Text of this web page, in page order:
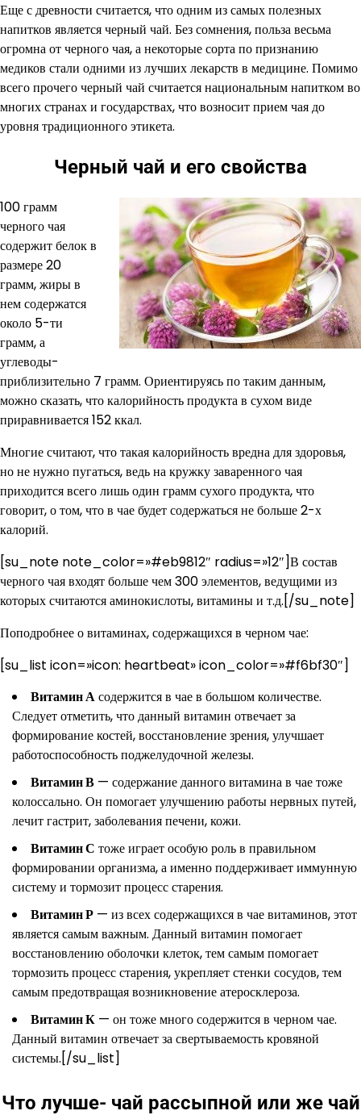
Еще с древности считается, что одним из самых полезных
напитков является черный чай. Без сомнения, польза весьма
огромна от черного чая, а некоторые сорта по признанию
медиков стали одними из лучших лекарств в медицине. Помимо
всего прочего черный чай считается национальным напитком во
многих странах и государствах, что возносит прием чая до
уровня традиционного этикета.
Черный чай и его свойства
100 грамм
черного чая
содержит белок в
размере 20
грамм, жиры в
нем содержатся
около 5-ти
грамм, а
углеводы-
приблизительно 7 грамм. Ориентируясь по таким данным,
можно сказать, что калорийность продукта в сухом виде
приравнивается 152 ккал.
Многие считают, что такая калорийность вредна для здоровья,
но не нужно пугаться, ведь на кружку заваренного чая
приходится всего лишь один грамм сухого продукта, что
говорит, о том, что в чае будет содержаться не больше 2-х
калорий.
[su_note note_color=»#eb9812″ radius=»12″]В состав
черного чая входят больше чем 300 элементов, ведущими из
которых считаются аминокислоты, витамины и т.д.[/su_note]
Поподробнее о витаминах, содержащихся в черном чае:
[su_list icon=»icon: heartbeat» icon_color=»#f6bf30″]
Витамин Асодержится в чае в большом количестве.
Следует отметить, что данный витамин отвечает за
формирование костей, восстановление зрения, улучшает
работоспособность поджелудочной железы.
Витамин В — содержание данного витамина в чае тоже
колоссально. Он помогает улучшению работы нервных путей,
лечит гастрит, заболевания печени, кожи.
Витамин С тоже играет особую роль в правильном
формировании организма, а именно поддерживает иммунную
систему и тормозит процесс старения.
Витамин Р — из всех содержащихся в чае витаминов, этот
является самым важным. Данный витамин помогает
восстановлению оболочки клеток, тем самым помогает
тормозить процесс старения, укрепляет стенки сосудов, тем
самым предотвращая возникновение атеросклероза.
Витамин К — он тоже много содержится в черном чае.
Данный витамин отвечает за свертываемость кровяной
системы.[/su_list]
Что лучше- чай рассыпной или же чай